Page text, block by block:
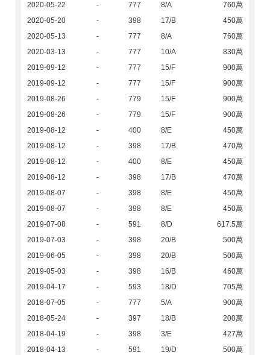
2020-05-22
- 777 8/A
760萬
2020-05-20
- 398 17/B
450萬
2020-05-13
- 777 8/A
760萬
2020-03-13
- 777 10/A
830萬
2019-09-12
- 777 15/F
900萬
2019-09-12
- 777 15/F
900萬
2019-08-26
- 779 15/F
900萬
2019-08-26
- 779 15/F
900萬
2019-08-12
- 400 8/E
450萬
2019-08-12
- 398 17/B
470萬
2019-08-12
- 400 8/E
450萬
2019-08-12
- 398 17/B
470萬
2019-08-07
- 398 8/E
450萬
2019-08-07
- 398 8/E
450萬
2019-07-08
- 591 8/D
617.5萬
2019-07-03
- 398 20/B
500萬
2019-06-05
- 398 20/B
500萬
2019-05-03
- 398 16/B
460萬
2019-04-17
- 593 18/D
705萬
2018-07-05
- 777 5/A
900萬
2018-05-24
- 397 18/B
200萬
2018-04-19
- 398 3/E
427萬
2018-04-13
- 591 19/D
500萬